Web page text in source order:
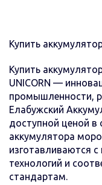
Купить
Купить
UNICORN —
промышленности,
Елабужский
доступной ценой в
аккумулятора
изготавливаются
технологий и
стандартам.